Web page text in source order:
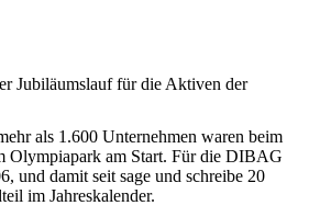
Jubiläumslauf für die Aktiven der
als 1.600 Unternehmen waren beim
Olympiapark am Start. Für die DIBAG
und damit seit sage und schreibe 20
im Jahreskalender.